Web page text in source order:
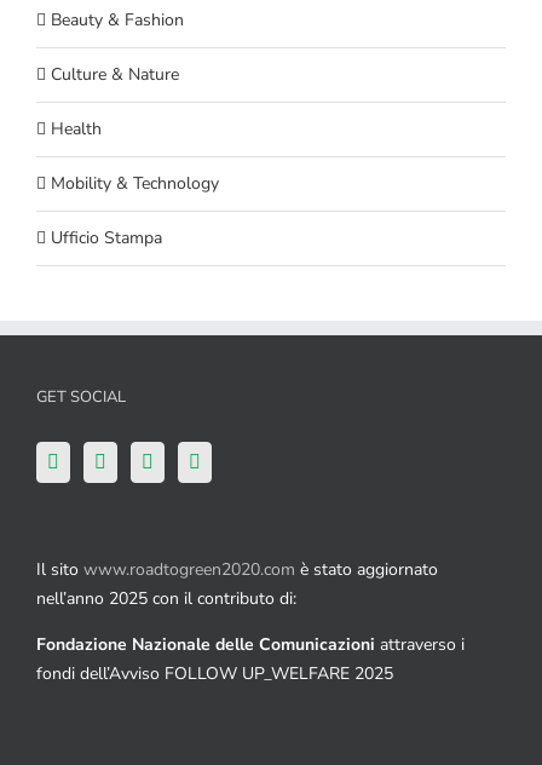
Beauty & Fashion
Culture & Nature
Health
Mobility & Technology
Ufficio Stampa
GET SOCIAL
Il sito www.roadtogreen2020.com è stato aggiornato
nell’anno 2025 con il contributo di:
Fondazione Nazionale delle Comunicazioni attraverso i
fondi dell’Avviso FOLLOW UP_WELFARE 2025